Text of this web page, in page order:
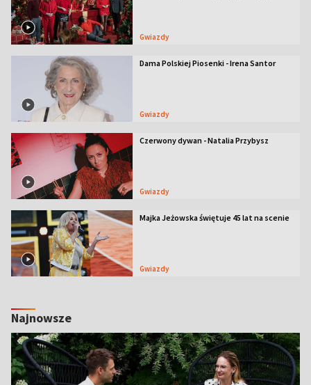
Gwiazdy
Dama Polskiej Piosenki - Irena Santor
Gwiazdy
Czerwony dywan - Natalia Przybysz
Gwiazdy
Majka Jeżowska świętuje 45 lat na scenie
Gwiazdy
Najnowsze